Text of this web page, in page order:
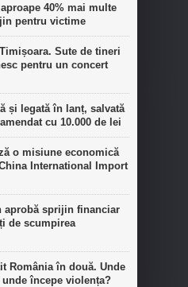
40% mai multe
pentru victime
Sute de tineri
pentru un concert
și legată în lanț, salvată
cu 10.000 de lei
o misiune economică
International Import
aprobă sprijin financiar
de scumpirea
România în două. Unde
începe violența?